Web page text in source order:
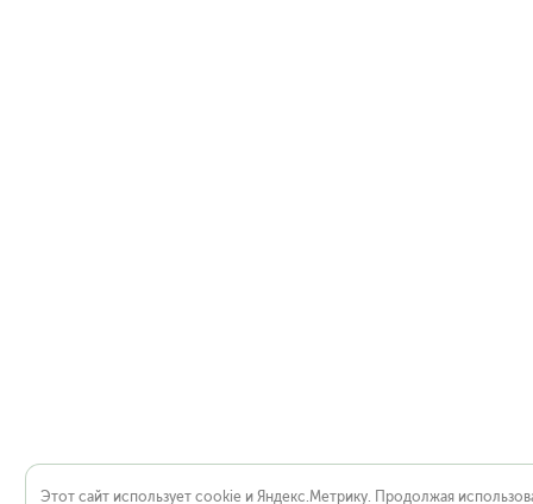
Этот сайт использует cookie и Яндекс.Метрику. Продолжая